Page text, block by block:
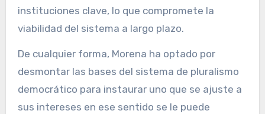
instituciones clave, lo que compromete la
viabilidad del sistema a largo plazo.
De cualquier forma, Morena ha optado por
desmontar las bases del sistema de pluralismo
democrático para instaurar uno que se ajuste a
sus intereses en ese sentido se le puede